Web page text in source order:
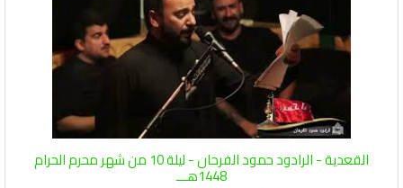
القعدية - الرادود حمود الفرحان - ليلة 10 من شهر محرم الحرام
1448هـــ